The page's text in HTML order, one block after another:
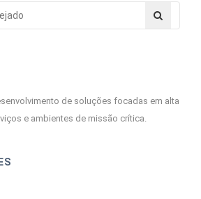
de soluções focadas em alta
e ambientes de missão crítica.